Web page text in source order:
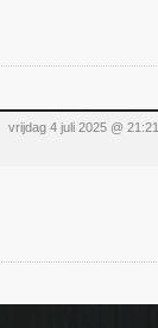
vrijdag 4 juli 2025 @ 21:21